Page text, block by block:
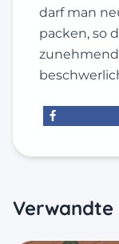
darf man
packen, so